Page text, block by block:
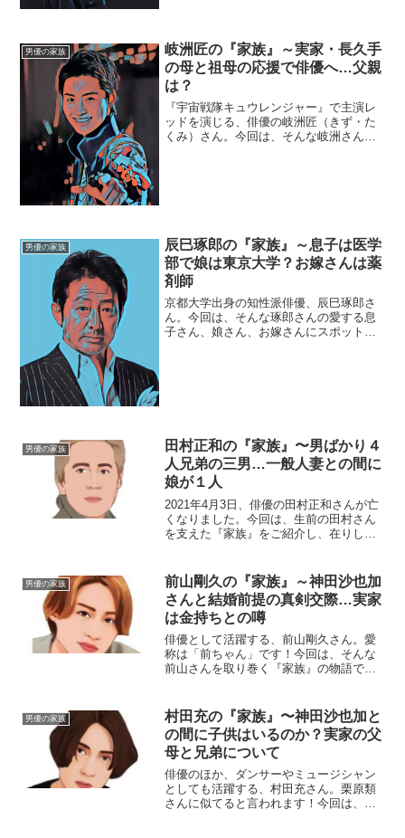
男優の家族
岐洲匠の『家族』～実家・長久手
の母と祖母の応援で俳優へ…父親
は？
『宇宙戦隊キュウレンジャー』で主演レ
ッドを演じる、俳優の岐洲匠（きず・た
くみ）さん。今回は、そんな岐洲さんを
男優の家族
辰巳琢郎の『家族』～息子は医学
部で娘は東京大学？お嫁さんは薬
剤師
京都大学出身の知性派俳優、辰巳琢郎さ
ん。今回は、そんな琢郎さんの愛する息
子さん、娘さん、お嫁さんにスポットを
男優の家族
田村正和の『家族』〜男ばかり４
人兄弟の三男…一般人妻との間に
娘が１人
2021年4月3日、俳優の田村正和さんが亡
くなりました。今回は、生前の田村さん
を支えた『家族』をご紹介し、在りし日
年〈昭和18年〉8月1日身長：172cm血液
型：A...
男優の家族
前山剛久の『家族』～神田沙也加
さんと結婚前提の真剣交際…実家
は金持ちとの噂
俳優として活躍する、前山剛久さん。愛
称は「前ちゃん」です！今回は、そんな
前山さんを取り巻く『家族』の物語で
日身長：172cm血液型：O型出身大学：
明治学院大学◆実...
男優の家族
村田充の『家族』〜神田沙也加と
の間に子供はいるのか？実家の父
母と兄弟について
俳優のほか、ダンサーやミュージシャン
としても活躍する、村田充さん。栗原類
さんに似てると言われます！今回は、そ